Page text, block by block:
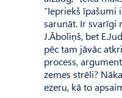
“Iepriekš īpašumi
sarunāt. Ir svarīgi
J.Āboliņš, bet
pēc tam jāvāc
process,
zemes strēli?
ezeru, kā to